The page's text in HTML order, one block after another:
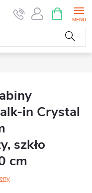
KOSZYK
in Crystal
szkło
cm